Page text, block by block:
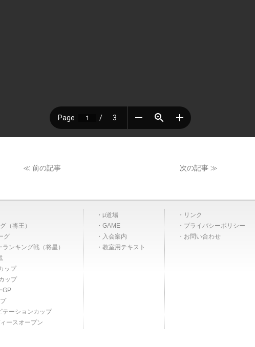
≪ 前の記事 次の記事 ≫
（将王）
グ
ランキング戦（将星）
ップ
ップ
GP
テーションカップ
ースオープン
μ道場
GAME
入会案内
教室用テキスト
リンク
プライバシーポリシー
お問い合わせ